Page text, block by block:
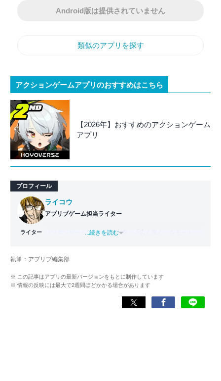
Android版は提供されていません
類似のアプリを探す
アクションゲームアプリのおすすめはこちら
【2026年】おすすめのアクションゲーム
アプリ
プロフィール
ライター
ライコウ
アプリブゲーム担当ライター
バンタンゲームアカデミー 出身。「広く深く」をモットー
ゲームだけでも1,000本以上。ゲーム開発者を目指した経験
くして面白さを引き出し、人々に伝えるためゲームライタ
ーへと転向。
複数のゲームメディアの立ち上げや運営に携わるほか、ゲ
...続きを読む
執筆：アプリブ編集部
※ この記事はアプリの最新バージョンをもとに制作しています
※ 情報の反映には最大で2週間ほどかかる場合があります